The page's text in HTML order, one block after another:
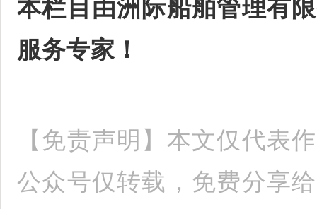
本栏目由洲际船舶管理有
服务专家！
【免责声明】本文仅代表
公众号仅转载，免费分享